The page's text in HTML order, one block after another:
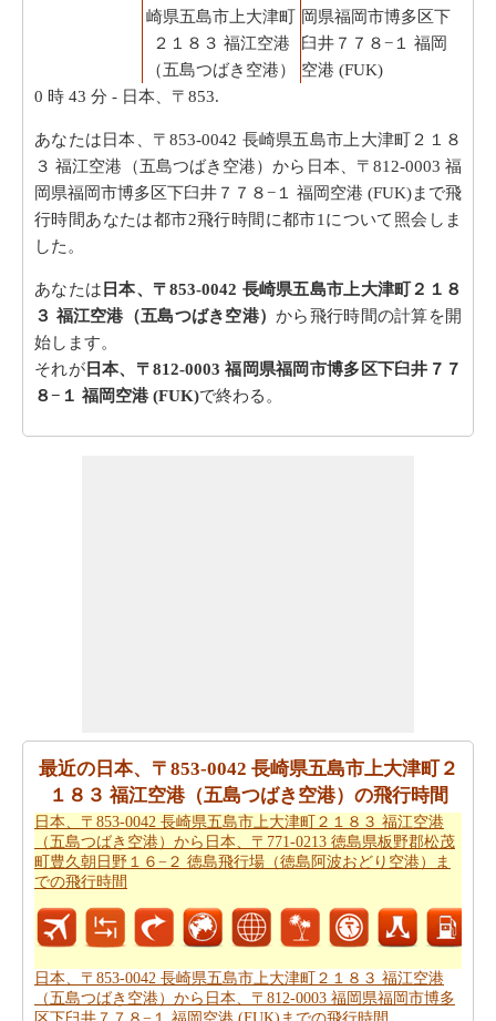
崎県五島市上大津町
２１８３ 福江空港
（五島つばき空港）
岡県福岡市博多区下
臼井７７８−１ 福岡
空港 (FUK)
0 時 43 分 - 日本、〒853.
あなたは日本、〒853-0042 長崎県五島市上大津町２１８
３ 福江空港（五島つばき空港）から日本、〒812-0003 福
岡県福岡市博多区下臼井７７８−１ 福岡空港 (FUK)まで飛
行時間あなたは都市2飛行時間に都市1について照会しま
した。
あなたは 日本、〒853-0042 長崎県五島市上大津町２１８
３ 福江空港（五島つばき空港）から飛行時間の計算を開
始します。
それが日本、〒812-0003 福岡県福岡市博多区下臼井７７
８−１ 福岡空港 (FUK)で終わる。
あなたは旅を計画する際に旅行距離を知る必要がありま
あなたは日本、〒853-0042 長崎県五島市上大津町２１８
３ 福江空港（五島つばき空港）から日本、〒812-0003 福
岡県福岡市博多区下臼井７７８−１ 福岡空港 (FUK)までの
方向を参照することで時間を無駄にすることなく、目的
地に着くことができます
あなたの目的地に到達するために必要な駆動時間を認識
していることが重要です。さらに、タスクを計画におけ
る公正なアイデアを提供します。あなたは日本、〒853-
0042 長崎県五島市上大津町２１８３ 福江空港（五島つば
き空港）から日本、〒812-0003 福岡県福岡市博多区下臼
最近の日本、〒853-0042 長崎県五島市上大津町２
１８３ 福江空港（五島つばき空港）の飛行時間
日本、〒853-0042 長崎県五島市上大津町２１８３ 福江空港
（五島つばき空港）から日本、〒771-0213 徳島県板野郡松茂
町豊久朝日野１６−２ 徳島飛行場（徳島阿波おどり空港）ま
での飛行時間
日本、〒853-0042 長崎県五島市上大津町２１８３ 福江空港
（五島つばき空港）から日本、〒812-0003 福岡県福岡市博多
区下臼井７７８−１ 福岡空港 (FUK)までの飛行時間